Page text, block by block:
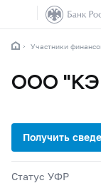
Участники
ООО
Статус УФР